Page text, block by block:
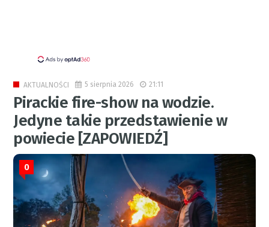
AKTUALNOŚCI 5 sierpnia 2026 21:11
Pirackie fire-show na wodzie.
Jedyne takie przedstawienie w
powiecie [ZAPOWIEDŹ]
0